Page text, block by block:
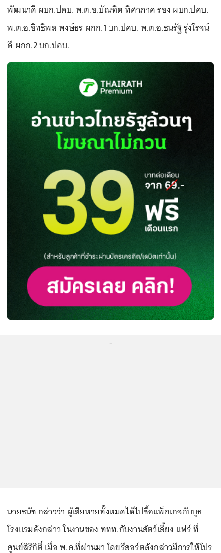
พัฒนาดี ผบก.ปคบ. พ.ต.อ.บัณฑิต ทิศาภาค รอง ผบก.ปคบ.
พ.ต.อ.อิทธิพล พงษ์ธร ผกก.1 บก.ปคบ. พ.ต.อ.ธนรัฐ รุ่งโรจน์
ดี ผกก.2 บก.ปคบ.
นายธนัช กล่าวว่า ผู้เสียหายทั้งหมดได้ไปซื้อแพ็กเกจกับบูธ
โรงแรมดังกล่าว ในงานของ ททท.กับงานสัตว์เลี้ยง แฟร์ ที่
ศูนย์สิริกิติ์ เมื่อ พ.ค.ที่ผ่านมา โดยรีสอร์ตดังกล่าวมีการให้โปร